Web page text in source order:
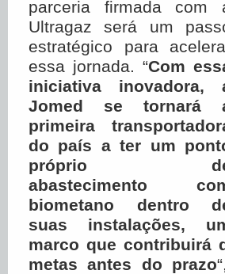
parceria firmada com
Ultragaz será um
estratégico para
essa jornada. “Com
iniciativa inovadora,
Jomed se tornará
primeira
do país a ter um
próprio
abastecimento
biometano dentro
suas instalações,
marco que contribuirá
metas antes do prazo